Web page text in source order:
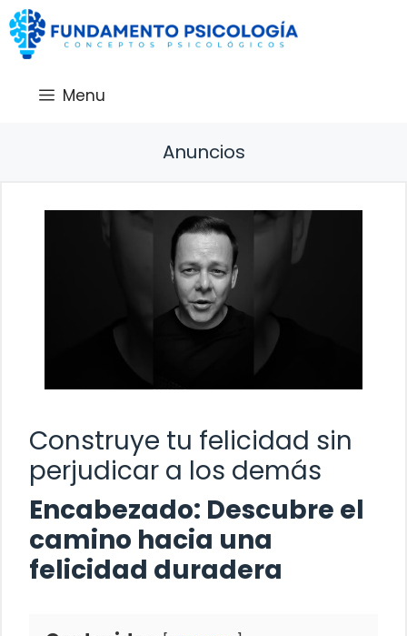
Saltar
al
contenido
Menu
Anuncios
Construye tu felicidad sin
perjudicar a los demás
Encabezado: Descubre el
camino hacia una
felicidad duradera